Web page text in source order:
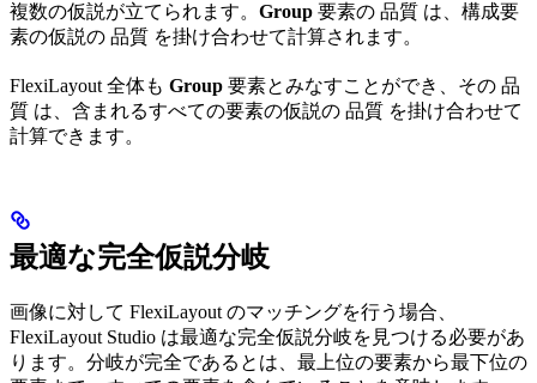
複数の仮説が立てられます。 Group 要素の 品質 は、構成要
素の仮説の 品質 を掛け合わせて計算されます。
FlexiLayout 全体も Group 要素とみなすことができ、その 品
質 は、含まれるすべての要素の仮説の 品質 を掛け合わせて
計算できます。
最適な完全仮説分岐
画像に対して FlexiLayout のマッチングを行う場合、
FlexiLayout Studio は最適な完全仮説分岐を見つける必要があ
ります。分岐が完全であるとは、最上位の要素から最下位の